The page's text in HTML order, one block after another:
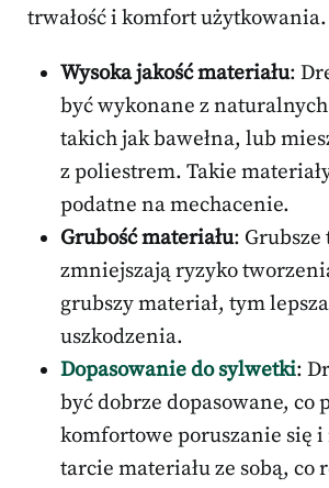
trwałość i komfort użytkowania.
Wysoka jakość materiału:
być wykonane z
takich jak bawełna, lub
z poliestrem. Takie
podatne na mechacenie.
Grubość materiału:
zmniejszają ryzyko
grubszy materiał, tym
uszkodzenia.
Dopasowanie do sylwetki:
być dobrze dopasowane, co
komfortowe poruszanie się
tarcie materiału ze sobą, co